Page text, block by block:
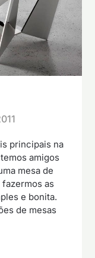
principais na
amigos
mesa de
fazermos as
e bonita.
de mesas